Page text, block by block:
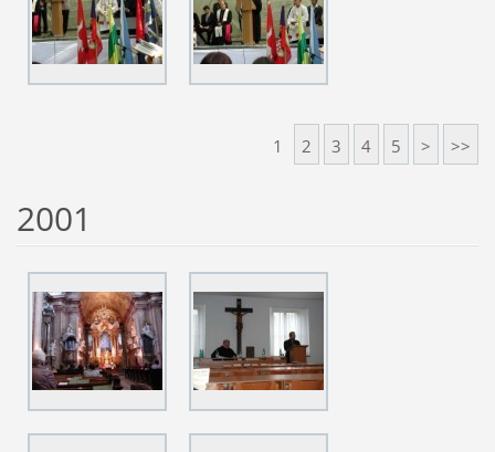
1 2 3 4 5 > >>
2001